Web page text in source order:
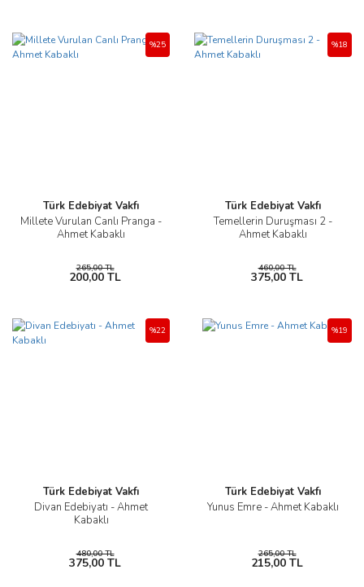
Türk Edebiyat Vakfı
Millete Vurulan Canlı Pranga -
Ahmet Kabaklı
%25
265,00 TL
200,00 TL
Türk Edebiyat Vakfı
Temellerin Duruşması 2 -
Ahmet Kabaklı
%18
460,00 TL
375,00 TL
Türk Edebiyat Vakfı
Divan Edebiyatı - Ahmet
Kabaklı
%22
480,00 TL
375,00 TL
Türk Edebiyat Vakfı
Yunus Emre - Ahmet Kabaklı
%19
265,00 TL
215,00 TL